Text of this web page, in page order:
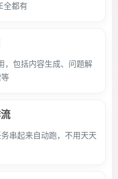
全都有
，包括内容生成、问题解
串起来自动跑，不用天天